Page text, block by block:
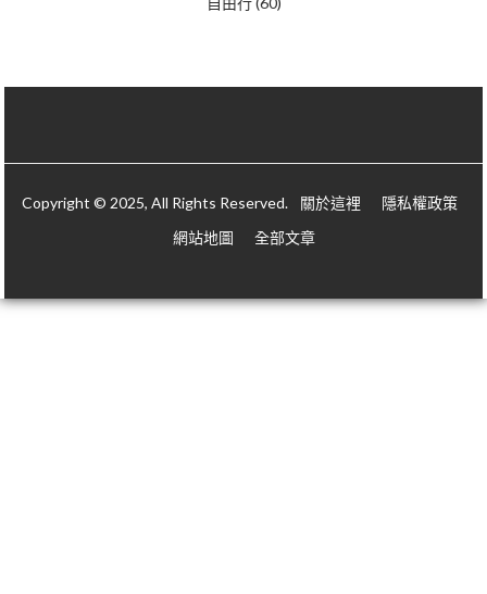
Copyright © 2025, All Rights Reserved. 關於這裡
隱私權政策
網站地圖
全部文章